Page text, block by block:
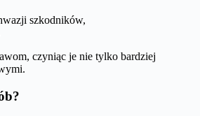
szkodników,
czyniąc je nie tylko bardziej